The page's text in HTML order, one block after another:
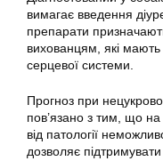
вимагає введення
препарати
вихованцям, які
серцевої системи.
Прогноз при
пов’язано з тим, що на
від патології
дозволяє